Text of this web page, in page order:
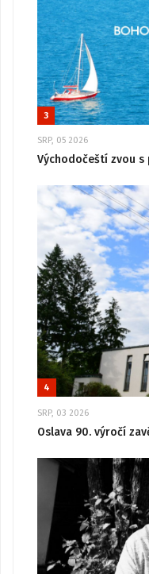
3
SRP, 05 2026
Východočeští zvou
4
SRP, 03 2026
Oslava 90. výročí